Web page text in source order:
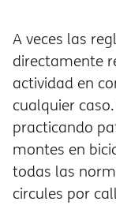
A veces las
directamente
actividad en
cualquier
practicando
montes en
todas las
circules por